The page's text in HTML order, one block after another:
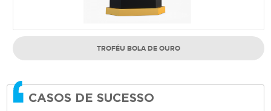
TROFÉU BOLA DE OURO
CASOS DE SUCESSO